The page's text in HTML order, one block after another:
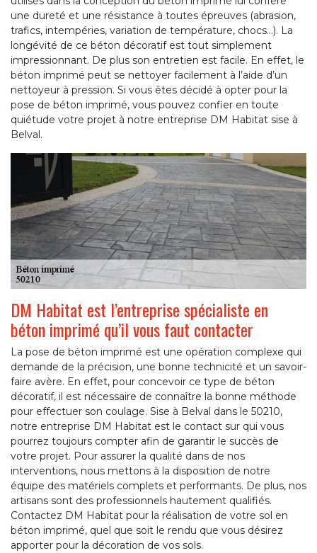
une dureté et une résistance à toutes épreuves (abrasion,
trafics, intempéries, variation de température, chocs…). La
longévité de ce béton décoratif est tout simplement
impressionnant. De plus son entretien est facile. En effet, le
béton imprimé peut se nettoyer facilement à l’aide d’un
nettoyeur à pression. Si vous êtes décidé à opter pour la
pose de béton imprimé, vous pouvez confier en toute
quiétude votre projet à notre entreprise DM Habitat sise à
Belval.
DM Habitat est l’entreprise spécialiste en
béton imprimé qu’il vous faut contacter
La pose de béton imprimé est une opération complexe qui
demande de la précision, une bonne technicité et un savoir-
faire avère. En effet, pour concevoir ce type de béton
décoratif, il est nécessaire de connaître la bonne méthode
pour effectuer son coulage. Sise à Belval dans le 50210,
notre entreprise DM Habitat est le contact sur qui vous
pourrez toujours compter afin de garantir le succès de
votre projet. Pour assurer la qualité dans de nos
interventions, nous mettons à la disposition de notre
équipe des matériels complets et performants. De plus, nos
artisans sont des professionnels hautement qualifiés.
Contactez DM Habitat pour la réalisation de votre sol en
béton imprimé, quel que soit le rendu que vous désirez
apporter pour la décoration de vos sols.